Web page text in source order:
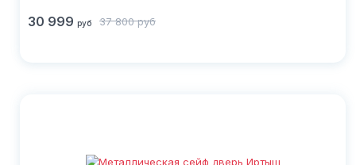
30 999 руб 37 800 руб